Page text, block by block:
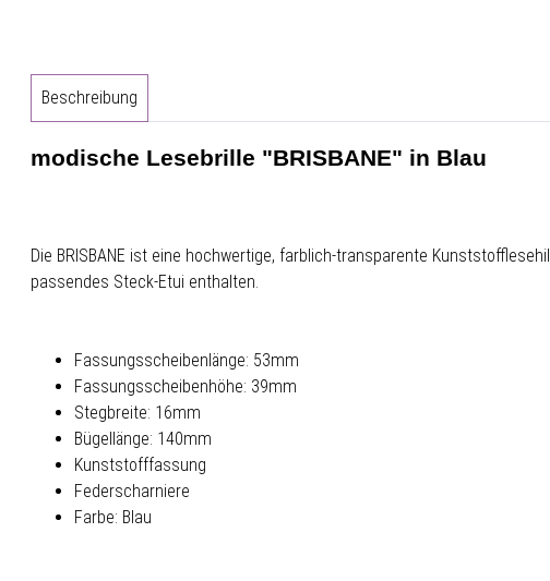
Beschreibung
modische Lesebrille "BRISBANE" in Blau
Die BRISBANE ist eine hochwertige, farblich-transparente
passendes Steck-Etui enthalten.
Fassungsscheibenlänge: 53mm
Fassungsscheibenhöhe: 39mm
Stegbreite: 16mm
Bügellänge: 140mm
Kunststofffassung
Federscharniere
Farbe: Blau